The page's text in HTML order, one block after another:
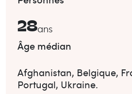
28ans
Âge médian
Afghanistan, Belgique,
Portugal, Ukraine.